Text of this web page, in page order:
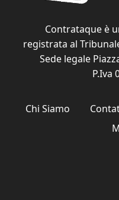
Contrataque è
registrata al
Sede legale
P.Iva
Chi Siamo